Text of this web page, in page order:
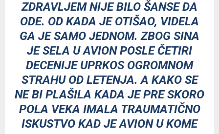
ZDRAVLJEM NIJE BILO ŠANSE DA
ODE. OD KADA JE OTIŠAO, VIDELA
GA JE SAMO JEDNOM. ZBOG SINA
JE SELA U AVION POSLE ČETIRI
DECENIJE UPRKOS OGROMNOM
STRAHU OD LETENJA. A KAKO SE
NE BI PLAŠILA KADA JE PRE SKORO
POLA VEKA IMALA TRAUMATIČNO
ISKUSTVO KAD JE AVION U KOME